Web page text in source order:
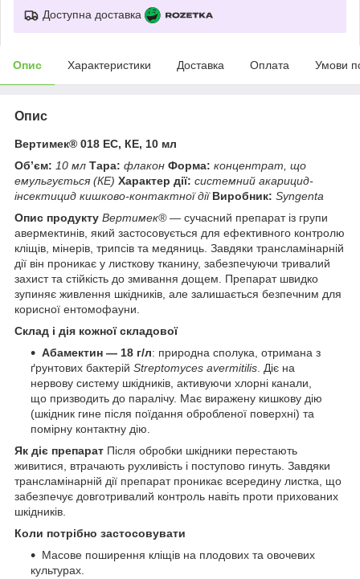
Доступна доставка
Опис Характеристики Доставка Оплата Умови
Опис
Вертимек® 018 EC, КЕ, 10 мл
Об’єм: 10 мл Тара: флакон Форма: концентрат, що
емульгується (КЕ) Характер дії: системний акарицид-
інсектицид кишково-контактної дії Виробник: Syngenta
Опис продукту Вертимек®— сучасний препарат із групи
авермектинів, який застосовується для ефективного контролю
кліщів, мінерів, трипсів та медяниць. Завдяки трансламінарній
дії він проникає у листкову тканину, забезпечуючи тривалий
захист та стійкість до змивання дощем. Препарат швидко
зупиняє живлення шкідників, але залишається безпечним для
корисної ентомофауни.
Склад і дія кожної складової
Абамектин — 18 г/л: природна сполука, отримана з
ґрунтових бактерій Streptomyces avermitilis . Діє на
нервову систему шкідників, активуючи хлорні канали,
що призводить до паралічу. Має виражену кишкову дію
(шкідник гине після поїдання обробленої поверхні) та
помірну контактну дію.
Як діє препарат Після обробки шкідники перестають
живитися, втрачають рухливість і поступово гинуть. Завдяки
трансламінарній дії препарат проникає всередину листка, що
забезпечує довготривалий контроль навіть проти прихованих
шкідників.
Коли потрібно застосовувати
Масове поширення кліщів на плодових та овочевих
культурах.